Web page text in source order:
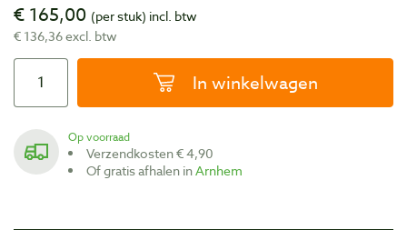
€ 165,00 (per stuk) incl. btw
€ 136,36 excl. btw
In winkelwagen
Op voorraad
Verzendkosten € 4,90
Of gratis afhalen inArnhem